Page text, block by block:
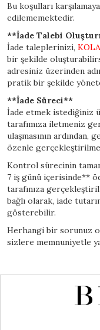
Bu koşulları
edilememektedir.
**İade Talebi
İade taleplerinizi,
bir şekilde
adresiniz üzerinden
pratik bir şekilde
**İade Süreci**
İade etmek istediğiniz
tarafımıza iletmeniz
ulaşmasının
özenle
Kontrol sürecinin
7 iş günü içerisinde**
tarafınıza
bağlı olarak, iade
gösterebilir.
Herhangi bir sorunuz
sizlere memnuniyetle